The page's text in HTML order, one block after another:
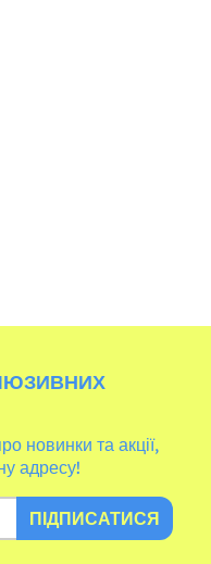
новинки та акції,
адресу!
ПІДПИСАТИСЯ